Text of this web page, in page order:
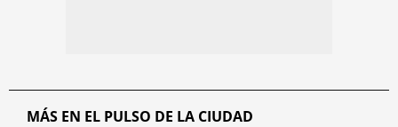
MÁS EN EL PULSO DE LA CIUDAD